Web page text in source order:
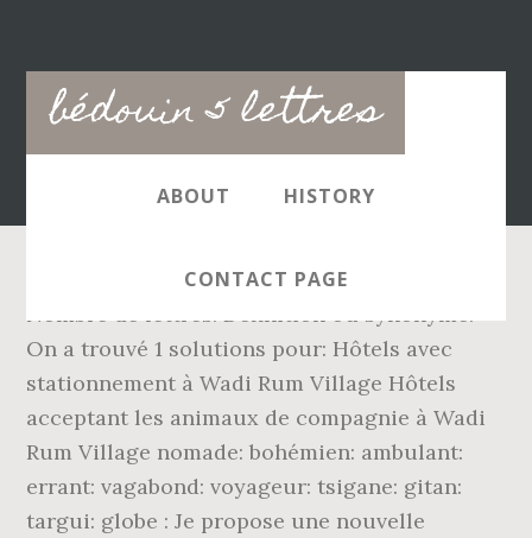
bédouin 5 lettres
Main
navigation
ABOUT HISTORY
CONTACT PAGE
Nombre de lettres. Définition ou synonyme.
On a trouvé 1 solutions pour: Hôtels avec
stationnement à Wadi Rum Village Hôtels
acceptant les animaux de compagnie à Wadi
Rum Village nomade: bohémien: ambulant:
errant: vagabond: voyageur: tsigane: gitan:
targui: globe : Je propose une nouvelle